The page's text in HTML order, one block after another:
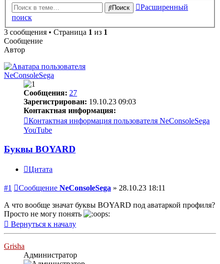
Поиск
Расширенный
поиск
3 сообщения • Страница 1 из 1
Сообщение
Автор
NeConsoleSega
Сообщения: 27
Зарегистрирован: 19.10.23 09:03
Контактная информация:
Контактная информация пользователя NeConsoleSega
YouTube
Буквы BOYARD
Цитата
#1 Сообщение NeConsoleSega » 28.10.23 18:11
А что вообще значат буквы BOYARD под аватаркой профиля?
Просто не могу понять
Вернуться к началу
Grisha
Администратор